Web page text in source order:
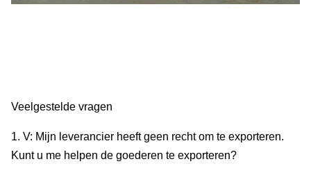
Veelgestelde vragen
1. V: Mijn leverancier heeft geen recht om te exporteren.
Kunt u me helpen de goederen te exporteren?